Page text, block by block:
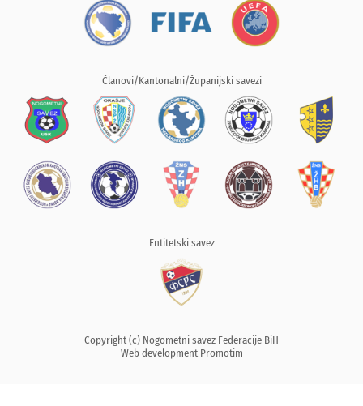
Članovi/Kantonalni/Županijski savezi
Entitetski savez
Copyright (c) Nogometni savez Federacije BiH
Web development Promotim